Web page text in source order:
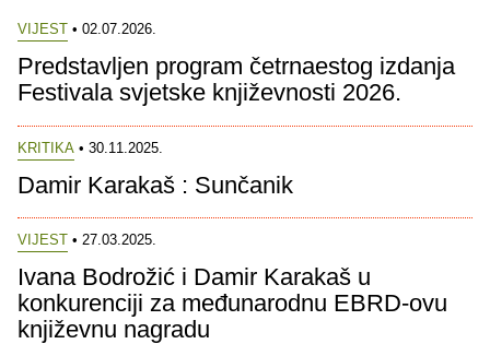
VIJEST • 02.07.2026.
Predstavljen program četrnaestog izdanja
Festivala svjetske književnosti 2026.
KRITIKA • 30.11.2025.
Damir Karakaš : Sunčanik
VIJEST • 27.03.2025.
Ivana Bodrožić i Damir Karakaš u
konkurenciji za međunarodnu EBRD-ovu
književnu nagradu